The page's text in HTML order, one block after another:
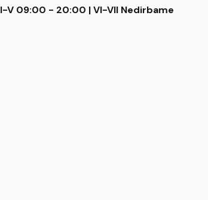
I-V 09:00 - 20:00 | VI-VII Nedirbame